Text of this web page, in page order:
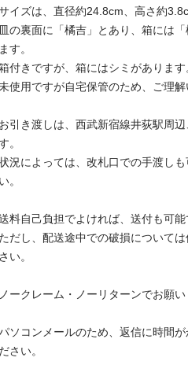
イズは、直径約24.8cm、高さ約
皿の裏面に「橘吉」とあり、箱には
ます。
付きですが、箱にはシミがあります
使用ですが自宅保管のため、ご理解
お引き渡しは、西武新宿線井荻駅周
。
況によっては、改札口での手渡し
い。
料自己負担でよければ、送付も可能
ただし、配送途中での破損について
さい。
ノークレーム・ノーリターンでお願い
ソコンメールのため、返信に時間